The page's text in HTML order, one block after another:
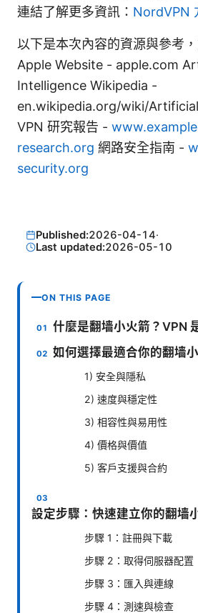
連結了解更多資訊： NordVPN
以下是本次內容的資源與參考
Apple Website - apple.com
Intelligence Wikipedia -
en.wikipedia.org/wiki/
VPN 研究報告 -
research.org 網路安全指南 -
security.org
Published:2026-04-14·
Last updated:2026-05-10
ON THIS PAGE
什麼是翻墙小火箭？VPN
如何選擇最適合你的翻墙
1) 安全與隱私
2) 速度與穩定性
3) 相容性與易用性
4) 價格與價值
5) 客戶支援與合約
設定步驟：快速建立你的翻墙
步驟 1：註冊與下載
步驟 2：取得伺服器配置
步驟 3：匯入與連線
步驟 4：測速與檢查